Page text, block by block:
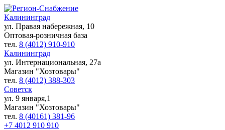
Калининград
ул. Правая набережная, 10
Оптовая-розничная база
тел. 8 (4012) 910-910
Калининград
ул. Интернациональная, 27а
Магазин "Хозтовары"
тел. 8 (4012) 388-303
Советск
ул. 9 января,1
Магазин "Хозтовары"
тел. 8 (40161) 381-96
+7 4012 910 910